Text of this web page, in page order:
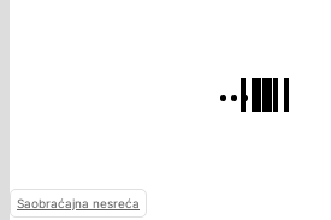
Saobraćajna nesreća